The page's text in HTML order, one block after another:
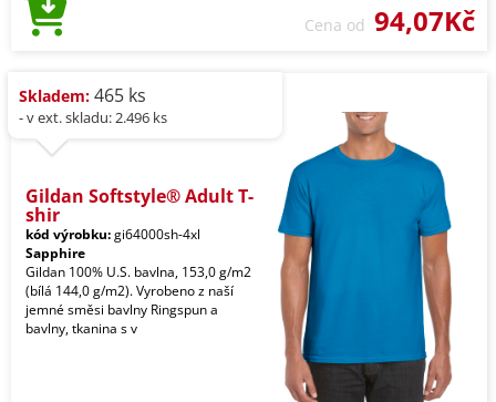
Cena od 94,07Kč
Skladem: 465 ks
- v ext. skladu: 2.496 ks
Gildan Softstyle® Adult T-
shir
kód výrobku:gi64000sh-4xl
Sapphire
Gildan 100% U.S. bavlna, 153,0 g/m2
(bílá 144,0 g/m2). Vyrobeno z naší
jemné směsi bavlny Ringspun a
bavlny, tkanina s v